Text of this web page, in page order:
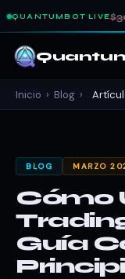
QUANTUMBOT LIVE
Inicio › Blog ›
BLOG MARZO
Cómo
Guía